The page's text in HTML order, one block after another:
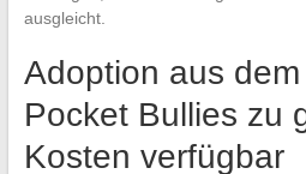
ausgleicht.
Adoption aus dem
Pocket Bullies zu
Kosten verfügbar